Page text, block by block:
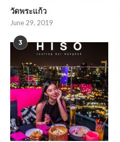
วัดพระแก้ว
June 29, 2019
3